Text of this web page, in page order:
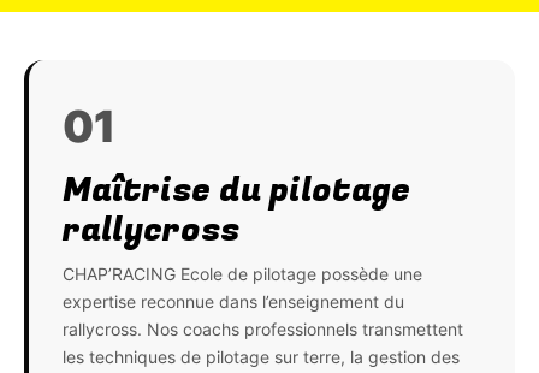
01
Maîtrise du pilotage
rallycross
CHAP’RACING Ecole de pilotage possède une
expertise reconnue dans l’enseignement du
rallycross. Nos coachs professionnels transmettent
les techniques de pilotage sur terre, la gestion des